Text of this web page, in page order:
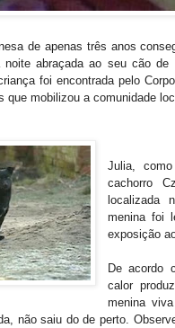
de apenas três anos
abraçada ao seu cão
foi encontrada pelo
que mobilizou a comunidade
Julia,
cachorro
localizada
menina foi
exposição
De acordo
calor
menina
não saiu do de perto.